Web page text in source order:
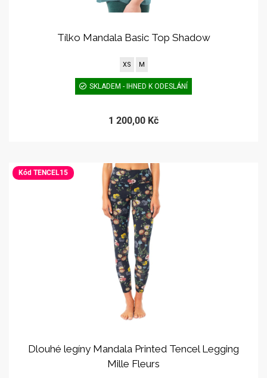
Tílko Mandala Basic Top Shadow
XS M
SKLADEM - IHNED K ODESLÁNÍ
1 200,00 Kč
Kód TENCEL15
Dlouhé legíny Mandala Printed Tencel Legging
Mille Fleurs